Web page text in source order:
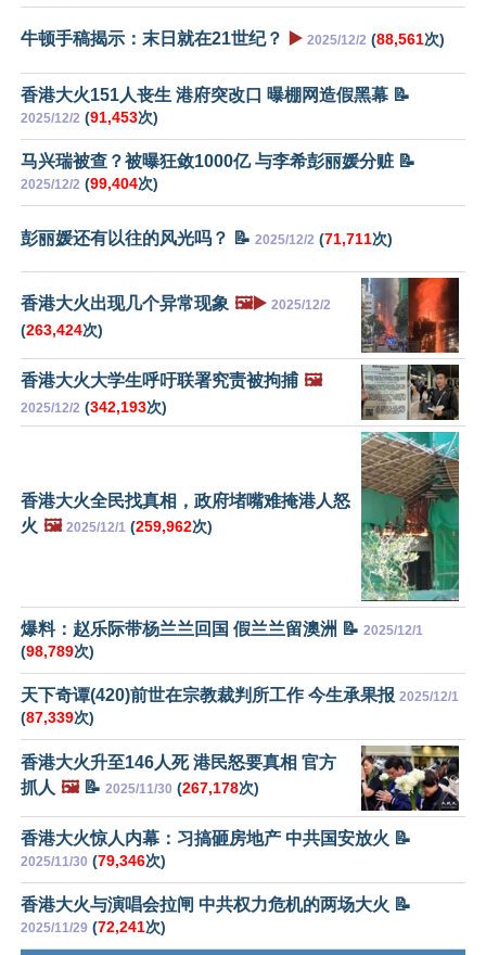
牛顿手稿揭示：末日就在21世纪？ ▶️ 2025/12/2 (88,561次)
香港大火151人丧生 港府突改口 曝棚网造假黑幕 📝
2025/12/2 (91,453次)
马兴瑞被查？被曝狂敛1000亿 与李希彭丽媛分赃 📝
2025/12/2 (99,404次)
彭丽媛还有以往的风光吗？ 📝 2025/12/2 (71,711次)
香港大火出现几个异常现象 🖼️▶️ 2025/12/2
(263,424次)
香港大火大学生呼吁联署究责被拘捕 🖼️
2025/12/2 (342,193次)
香港大火全民找真相，政府堵嘴难掩港人怒
火 🖼️ 2025/12/1 (259,962次)
爆料：赵乐际带杨兰兰回国 假兰兰留澳洲 📝 2025/12/1
(98,789次)
天下奇谭(420)前世在宗教裁判所工作 今生承果报 2025/12/1
(87,339次)
香港大火升至146人死 港民怒要真相 官方
抓人 🖼️📝 2025/11/30 (267,178次)
香港大火惊人内幕：习搞砸房地产 中共国安放火 📝
2025/11/30 (79,346次)
香港大火与演唱会拉闸 中共权力危机的两场大火 📝
2025/11/29 (72,241次)